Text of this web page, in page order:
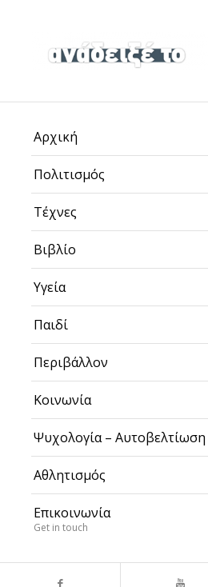
Αρχική
Πολιτισμός
Τέχνες
Βιβλίο
Υγεία
Παιδί
Περιβάλλον
Κοινωνία
Ψυχολογία – Αυτοβελτίωση
Αθλητισμός
Επικοινωνία
Get in touch